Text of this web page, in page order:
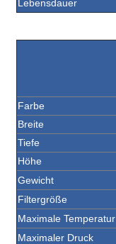
Lebensdauer
Farbe
Breite
Tiefe
Höhe
Gewicht
Filtergröße
Maximale Temperatur
Maximaler Druck